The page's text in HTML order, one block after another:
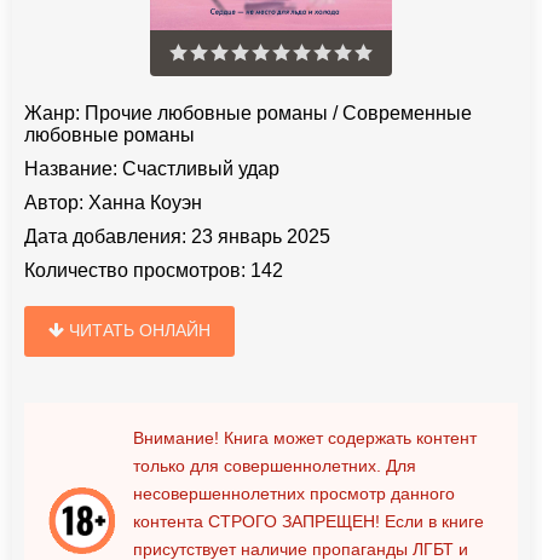
Жанр: Прочие любовные романы /Современные
любовные романы
Название: Счастливый удар
Автор: Ханна Коуэн
Дата добавления: 23 январь 2025
Количество просмотров: 142
ЧИТАТЬ ОНЛАЙН
Внимание! Книга может содержать контент
только для совершеннолетних. Для
несовершеннолетних просмотр данного
контента СТРОГО ЗАПРЕЩЕН! Если в книге
присутствует наличие пропаганды ЛГБТ и